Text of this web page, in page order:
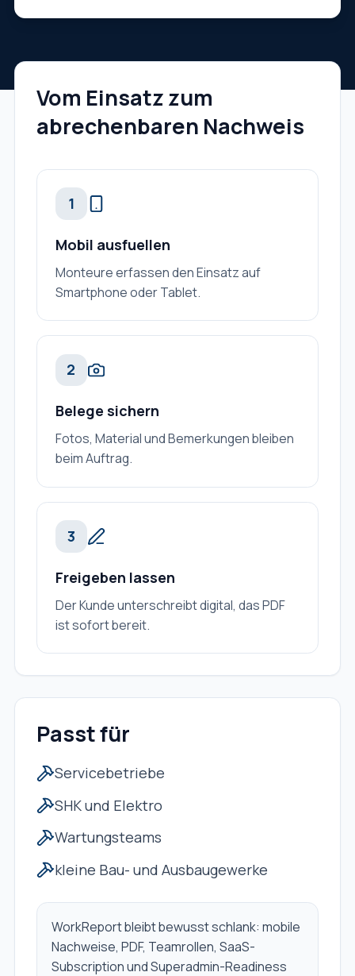
Vom Einsatz zum
abrechenbaren Nachweis
1
Mobil ausfuellen
Monteure erfassen den Einsatz auf
Smartphone oder Tablet.
2
Belege sichern
Fotos, Material und Bemerkungen bleiben
beim Auftrag.
3
Freigeben lassen
Der Kunde unterschreibt digital, das PDF
ist sofort bereit.
Passt für
Servicebetriebe
SHK und Elektro
Wartungsteams
kleine Bau- und Ausbaugewerke
WorkReport bleibt bewusst schlank: mobile
Nachweise, PDF, Teamrollen, SaaS-
Subscription und Superadmin-Readiness